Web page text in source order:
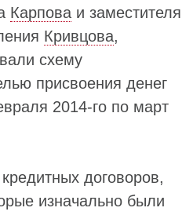
Карпова и заместителя
Кривцова,
схему
присвоения денег
2014-го по март
договоров,
изначально были